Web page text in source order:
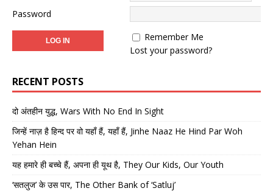
Password
Remember Me
Lost your password?
RECENT POSTS
दो अंतहीन युद्ध, Wars With No End In Sight
जिन्हें नाज़ है हिन्द पर वो यहाँ हैं, यहाँ हैं, Jinhe Naaz He Hind Par Woh
Yehan Hein
यह हमारे ही बच्चे हैं, अपना ही यूथ है, They Our Kids, Our Youth
‘सतलुज’ के उस पार, The Other Bank of ‘Satluj’